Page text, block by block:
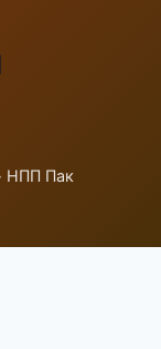
НПП Пак